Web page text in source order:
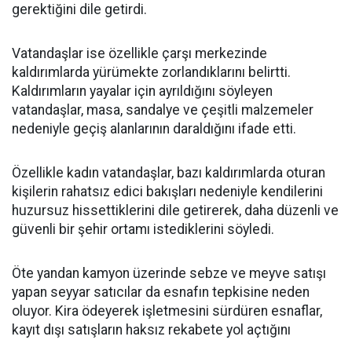
gerektiğini dile getirdi.
Vatandaşlar ise özellikle çarşı merkezinde
kaldırımlarda yürümekte zorlandıklarını belirtti.
Kaldırımların yayalar için ayrıldığını söyleyen
vatandaşlar, masa, sandalye ve çeşitli malzemeler
nedeniyle geçiş alanlarının daraldığını ifade etti.
Özellikle kadın vatandaşlar, bazı kaldırımlarda oturan
kişilerin rahatsız edici bakışları nedeniyle kendilerini
huzursuz hissettiklerini dile getirerek, daha düzenli ve
güvenli bir şehir ortamı istediklerini söyledi.
Öte yandan kamyon üzerinde sebze ve meyve satışı
yapan seyyar satıcılar da esnafın tepkisine neden
oluyor. Kira ödeyerek işletmesini sürdüren esnaflar,
kayıt dışı satışların haksız rekabete yol açtığını